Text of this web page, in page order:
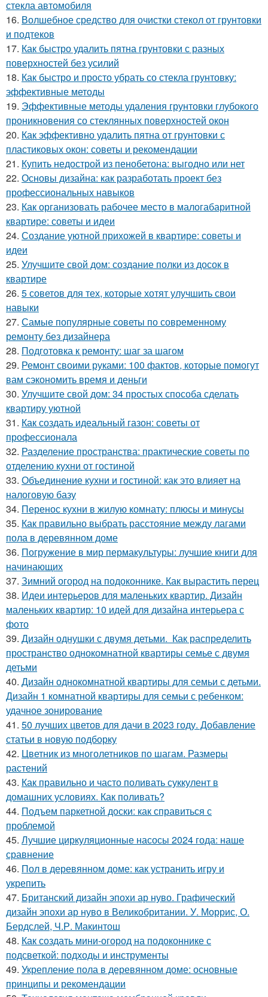
стекла автомобиля
16. Волшебное средство для очистки стекол от грунтовки
и подтеков
17. Как быстро удалить пятна грунтовки с разных
поверхностей без усилий
18. Как быстро и просто убрать со стекла грунтовку:
эффективные методы
19. Эффективные методы удаления грунтовки глубокого
проникновения со стеклянных поверхностей окон
20. Как эффективно удалить пятна от грунтовки с
пластиковых окон: советы и рекомендации
21. Купить недострой из пенобетона: выгодно или нет
22. Основы дизайна: как разработать проект без
профессиональных навыков
23. Как организовать рабочее место в малогабаритной
квартире: советы и идеи
24. Создание уютной прихожей в квартире: советы и
идеи
25. Улучшите свой дом: создание полки из досок в
квартире
26. 5 советов для тех, которые хотят улучшить свои
навыки
27. Самые популярные советы по современному
ремонту без дизайнера
28. Подготовка к ремонту: шаг за шагом
29. Ремонт своими руками: 100 фактов, которые помогут
вам сэкономить время и деньги
30. Улучшите свой дом: 34 простых способа сделать
квартиру уютной
31. Как создать идеальный газон: советы от
профессионала
32. Разделение пространства: практические советы по
отделению кухни от гостиной
33. Объединение кухни и гостиной: как это влияет на
налоговую базу
34. Перенос кухни в жилую комнату: плюсы и минусы
35. Как правильно выбрать расстояние между лагами
пола в деревянном доме
36. Погружение в мир пермакультуры: лучшие книги для
начинающих
37. Зимний огород на подоконнике. Как вырастить перец
38. Идеи интерьеров для маленьких квартир. Дизайн
маленьких квартир: 10 идей для дизайна интерьера с
фото
39. Дизайн однушки с двумя детьми. Как распределить
пространство однокомнатной квартиры семье с двумя
детьми
40. Дизайн однокомнатной квартиры для семьи с детьми.
Дизайн 1 комнатной квартиры для семьи с ребенком:
удачное зонирование
41. 50 лучших цветов для дачи в 2023 году. Добавление
статьи в новую подборку
42. Цветник из многолетников по шагам. Размеры
растений
43. Как правильно и часто поливать суккулент в
домашних условиях. Как поливать?
44. Подъем паркетной доски: как справиться с
проблемой
45. Лучшие циркуляционные насосы 2024 года: наше
сравнение
46. Пол в деревянном доме: как устранить игру и
укрепить
47. Британский дизайн эпохи ар нуво. Графический
дизайн эпохи ар нуво в Великобритании. У. Моррис, О.
Бердслей, Ч.Р. Макинтош
48. Как создать мини-огород на подоконнике с
подсветкой: подходы и инструменты
49. Укрепление пола в деревянном доме: основные
принципы и рекомендации